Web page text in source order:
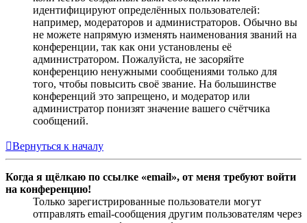
идентифицируют определённых пользователей:
например, модераторов и администраторов. Обычно вы
не можете напрямую изменять наименования званий на
конференции, так как они установлены её
администратором. Пожалуйста, не засоряйте
конференцию ненужными сообщениями только для
того, чтобы повысить своё звание. На большинстве
конференций это запрещено, и модератор или
администратор понизят значение вашего счётчика
сообщений.
Вернуться к началу
Когда я щёлкаю по ссылке «email», от меня требуют войти
на конференцию!
Только зарегистрированные пользователи могут
отправлять email-сообщения другим пользователям через